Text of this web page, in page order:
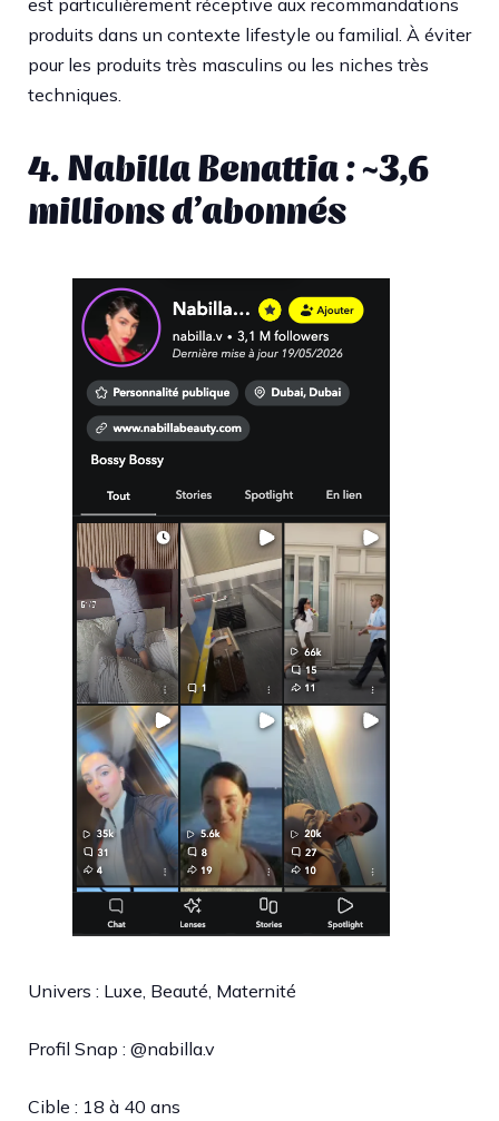
est particulièrement réceptive aux recommandations
produits dans un contexte lifestyle ou familial. À éviter
pour les produits très masculins ou les niches très
techniques.
4. Nabilla Benattia : ~3,6
millions d’abonnés
Univers : Luxe, Beauté, Maternité
Profil Snap : @nabilla.v
Cible : 18 à 40 ans